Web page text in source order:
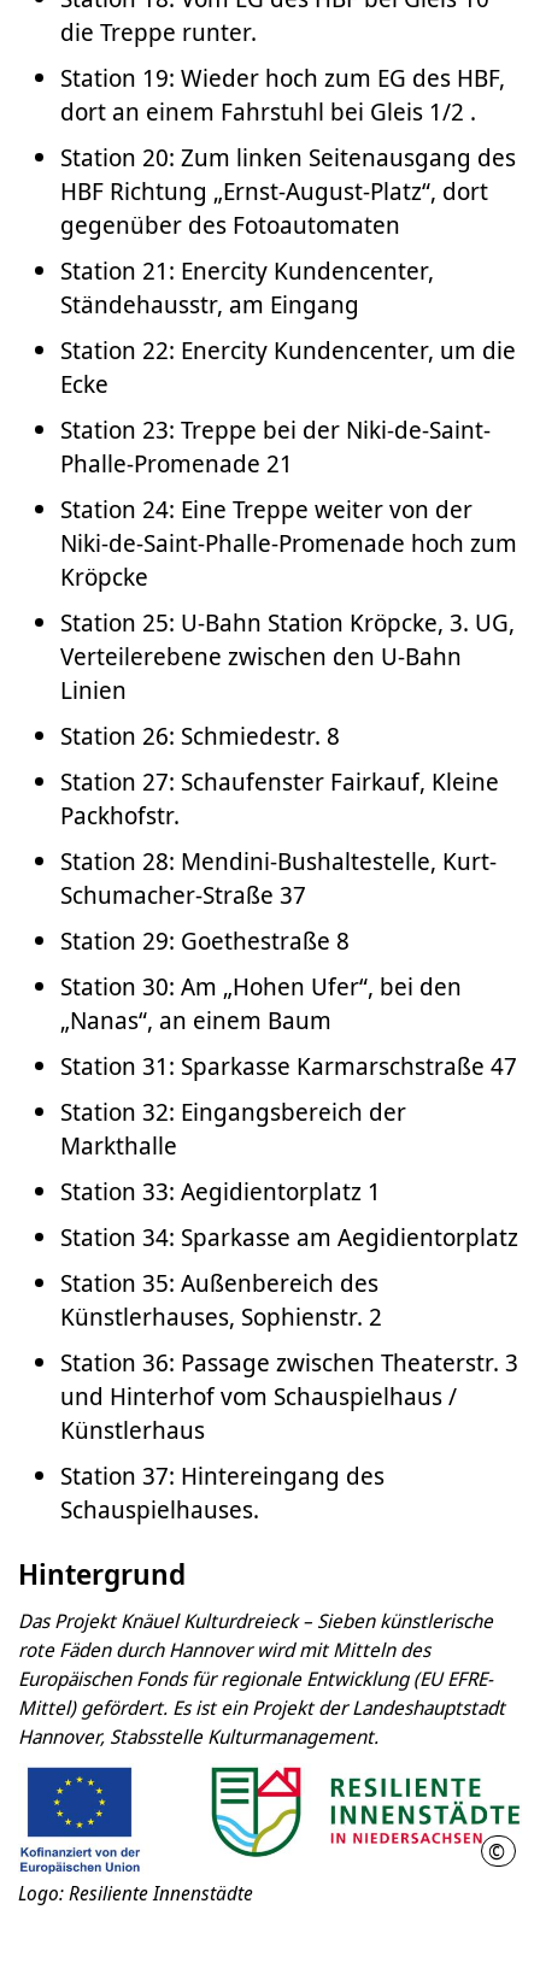
die Treppe runter.
Station 19: Wieder hoch zum EG des HBF,
dort an einem Fahrstuhl bei Gleis 1/2 .
Station 20: Zum linken Seitenausgang des
HBF Richtung „Ernst-August-Platz“, dort
gegenüber des Fotoautomaten
Station 21: Enercity Kundencenter,
Ständehausstr, am Eingang
Station 22: Enercity Kundencenter, um die
Ecke
Station 23: Treppe bei der Niki-de-Saint-
Phalle-Promenade 21
Station 24: Eine Treppe weiter von der
Niki-de-Saint-Phalle-Promenade hoch zum
Kröpcke
Station 25: U-Bahn Station Kröpcke, 3. UG,
Verteilerebene zwischen den U-Bahn
Linien
Station 26: Schmiedestr. 8
Station 27: Schaufenster Fairkauf, Kleine
Packhofstr.
Station 28: Mendini-Bushaltestelle, Kurt-
Schumacher-Straße 37
Station 29: Goethestraße 8
Station 30: Am „Hohen Ufer“, bei den
„Nanas“, an einem Baum
Station 31: Sparkasse Karmarschstraße 47
Station 32: Eingangsbereich der
Markthalle
Station 33: Aegidientorplatz 1
Station 34: Sparkasse am Aegidientorplatz
Station 35: Außenbereich des
Künstlerhauses, Sophienstr. 2
Station 36: Passage zwischen Theaterstr. 3
und Hinterhof vom Schauspielhaus /
Künstlerhaus
Station 37: Hintereingang des
Schauspielhauses.
Hintergrund
Das Projekt Knäuel Kulturdreieck – Sieben künstlerische
rote Fäden durch Hannover wird mit Mitteln des
Europäischen Fonds für regionale Entwicklung (EU EFRE-
Mittel) gefördert. Es ist ein Projekt der Landeshauptstadt
Hannover, Stabsstelle Kulturmanagement.
©
Logo: Resiliente Innenstädte